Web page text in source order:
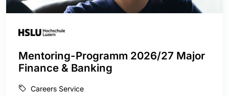
Mentoring-Programm 2026/27 Major
Finance & Banking
Careers Service